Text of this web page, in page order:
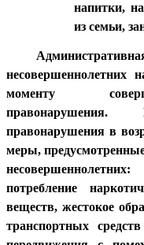
напитки,
из семьи,
несовершеннолетних
моменту
правонарушения в
меры,
потребление
веществ, жестокое
транспортных